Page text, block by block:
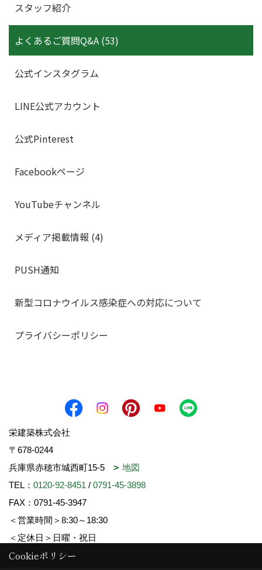
スタッフ紹介
よくあるご質問Q&A (53)
公式インスタグラム
LINE公式アカウント
公式Pinterest
Facebookページ
YouTubeチャンネル
メディア掲載情報 (4)
PUSH通知
新型コロナウイルス感染症への対応について
プライバシーポリシー
栄建築株式会社
〒678-0244
兵庫県赤穂市城西町15-5
地図
TEL： 0120-92-8451 / 0791-45-3898
FAX：0791-45-3947
＜営業時間＞8:30～18:30
＜定休日＞日曜・祝日
Cookieポリシー